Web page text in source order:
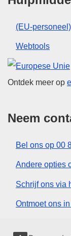
(EU-
Webtools
Europese
Ontdek meer op
Neem
Bel ons op 00
Andere opties
Schrijf ons via
Ontmoet ons